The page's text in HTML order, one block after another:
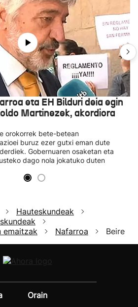
eta EH Bilduri deia egin
Martinezek, akordiora
orokorrek bete-betean
buruz ezer gutxi eman dute
Gobernuaren osaketan eta
dago nola jokatuko duten
Hauteskundeak
emaitzak
Nafarroa Beire
Orain